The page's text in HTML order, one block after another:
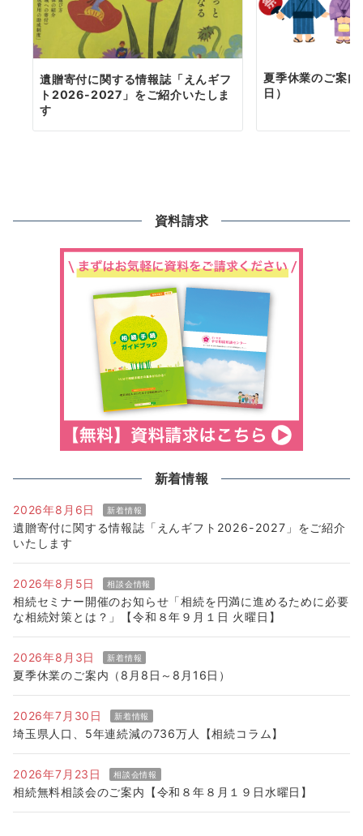
遺贈寄付に関する情報誌「えんギフ
ト2026-2027」をご紹介いたしま
す
夏季休業のご案
日）
資料請求
新着情報
2026年8月6日 新着情報
遺贈寄付に関する情報誌「えんギフト2026-2027」をご紹介
いたします
2026年8月5日 相談会情報
相続セミナー開催のお知らせ「相続を円満に進めるために必要
な相続対策とは？」【令和８年９月１日 火曜日】
2026年8月3日 新着情報
夏季休業のご案内（8月8日～8月16日）
2026年7月30日 新着情報
埼玉県人口、5年連続減の736万人【相続コラム】
2026年7月23日 相談会情報
相続無料相談会のご案内【令和８年８月１９日水曜日】